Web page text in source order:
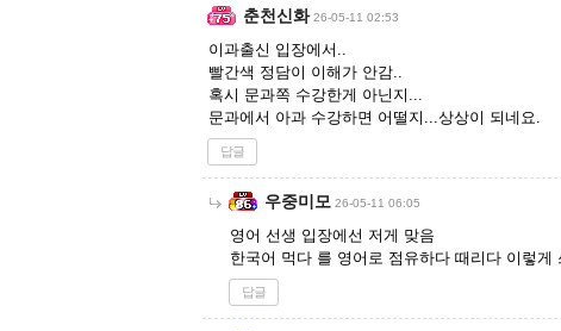
춘천신화 26-05-11 02:53
이과출신 입장에서..
빨간색 정담이 이해가 안감..
혹시 문과쪽 수강한게 아닌지...
문과에서 아과 수강하면 어떨지...상상이 되네요.
답글
우중미모 26-05-11 06:05
영어 선생 입장에선 저게 맞음
한국어 먹다 를 영어로 점유하다 때리다 이렇게
답글